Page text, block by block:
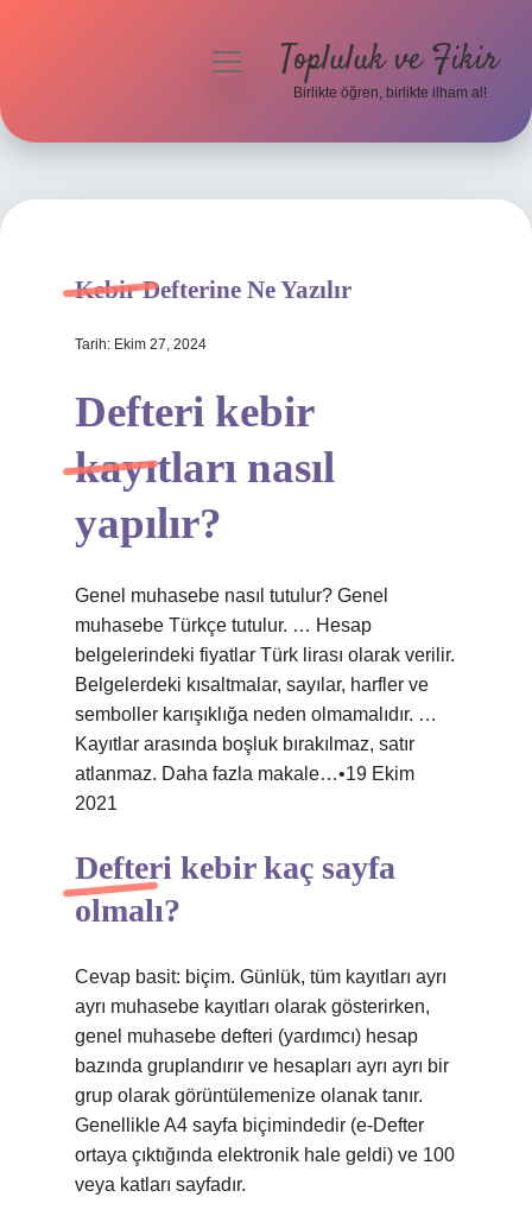
Hakkımızda
menüyüTopluluk ve Fikir
Birlikte öğren, birlikte ilham al!
Kebir Defterine Ne Yazılır
Tarih: Ekim 27, 2024
Defteri kebir
kayıtları nasıl
yapılır?
Genel muhasebe nasıl tutulur? Genel
muhasebe Türkçe tutulur. … Hesap
belgelerindeki fiyatlar Türk lirası olarak verilir.
Belgelerdeki kısaltmalar, sayılar, harfler ve
semboller karışıklığa neden olmamalıdır. …
Kayıtlar arasında boşluk bırakılmaz, satır
atlanmaz. Daha fazla makale…•19 Ekim
2021
Defteri kebir kaç sayfa
olmalı?
Cevap basit: biçim. Günlük, tüm kayıtları ayrı
ayrı muhasebe kayıtları olarak gösterirken,
genel muhasebe defteri (yardımcı) hesap
bazında gruplandırır ve hesapları ayrı ayrı bir
grup olarak görüntülemenize olanak tanır.
Genellikle A4 sayfa biçimindedir (e-Defter
ortaya çıktığında elektronik hale geldi) ve 100
veya katları sayfadır.